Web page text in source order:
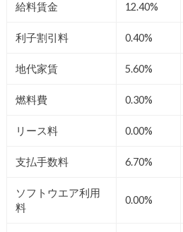
給料賃金 12.40%
利子割引料 0.40%
地代家賃 5.60%
燃料費 0.30%
リース料 0.00%
支払手数料 6.70%
ソフトウエア利用
料
0.00%